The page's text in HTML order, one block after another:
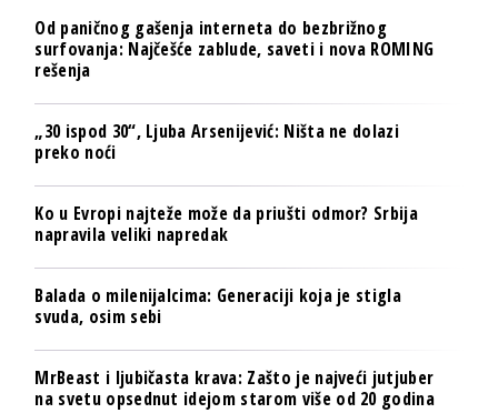
Od paničnog gašenja interneta do bezbrižnog
surfovanja: Najčešće zablude, saveti i nova ROMING
rešenja
„30 ispod 30“, Ljuba Arsenijević: Ništa ne dolazi
preko noći
Ko u Evropi najteže može da priušti odmor? Srbija
napravila veliki napredak
Balada o milenijalcima: Generaciji koja je stigla
svuda, osim sebi
MrBeast i ljubičasta krava: Zašto je najveći jutjuber
na svetu opsednut idejom starom više od 20 godina